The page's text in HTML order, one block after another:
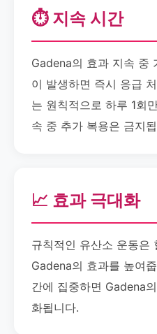
⏱️ 지속 시간
Gadena의 효과 지속 중
이 발생하면 즉시 응급
는 원칙적으로 하루 1회
속 중 추가 복용은 금지
📈 효과 극대화
규칙적인 유산소 운동은
Gadena의 효과를 높여
간에 집중하면 Gadena
화됩니다.